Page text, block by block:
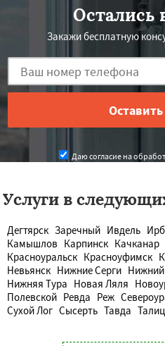
Остались
Закажи бесплатную
Даю согласие на
Услуги в
Дегтярск Заречный Ивдель
Камышлов Карпинск Качканар
Красноуральск Красноуфимск
Невьянск Нижние Серги Нижний
Нижняя Тура Новая Ляля
Полевской Ревда Реж
Сухой Лог Сысерть Тавда